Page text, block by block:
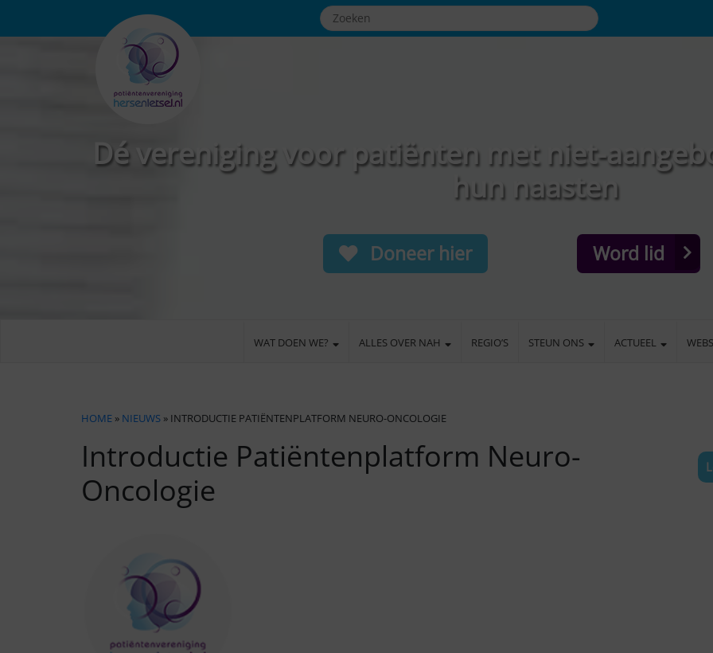
Dé vereniging voor patiënten met niet-
hun naasten
Doneer hier Word lid
WAT DOEN WE? ALLES OVER NAH REGIO’S STEUN ONS ACTUEEL
HOME » NIEUWS » INTRODUCTIE PATIËNTENPLATFORM NEURO-ONCOLOGIE
Introductie Patiëntenplatform Neuro-
Oncologie